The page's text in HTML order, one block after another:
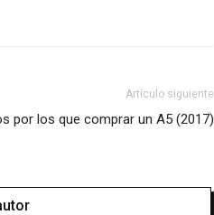
Artículo siguiente
por los que comprar un A5 (2017)